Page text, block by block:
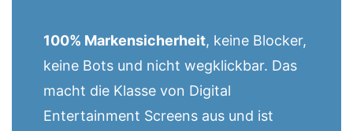
100% Markensicherheit, keine Blocker,
keine Bots und nicht wegklickbar. Das
macht die Klasse von Digital
Entertainment Screens aus und ist